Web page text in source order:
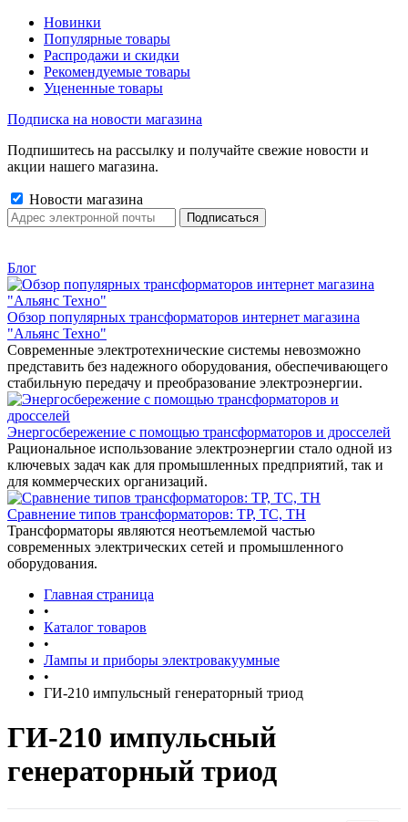
Новинки
Популярные товары
Распродажи и скидки
Рекомендуемые товары
Уцененные товары
Подписка на новости магазина
Подпишитесь на рассылку и получайте свежие новости и
акции нашего магазина.
Новости магазина
Блог
Обзор популярных трансформаторов интернет магазина
"Альянс Техно"
Современные электротехнические системы невозможно
представить без надежного оборудования, обеспечивающего
стабильную передачу и преобразование электроэнергии.
Энергосбережение с помощью трансформаторов и дросселей
Рациональное использование электроэнергии стало одной из
ключевых задач как для промышленных предприятий, так и
для коммерческих организаций.
Сравнение типов трансформаторов: ТР, ТС, ТН
Трансформаторы являются неотъемлемой частью
современных электрических сетей и промышленного
оборудования.
Главная страница
•
Каталог товаров
•
Лампы и приборы электровакуумные
•
ГИ-210 импульсный генераторный триод
ГИ-210 импульсный
генераторный триод